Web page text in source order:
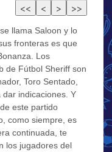
llama Saloon y lo
fronteras es que
Los
de Fútbol Sheriff son
Toro Sentado,
indicaciones. Y
este partido
como siempre, es
continuada, te
los jugadores del